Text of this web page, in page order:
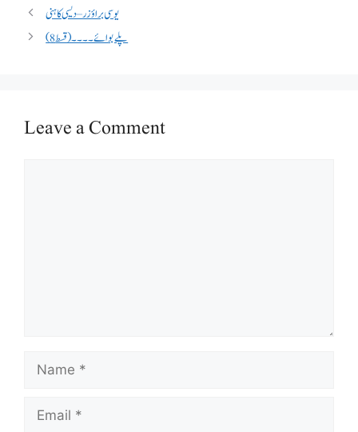
یوسی براؤزر – دیسی کاہنی
پلے بوائے ۔۔۔۔(قسط 8)
Leave a Comment
Name
Email